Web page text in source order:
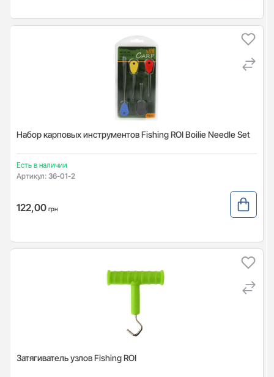
Набор карповых инструментов Fishing ROI Boilie Needle Set
Есть в наличии
Артикул: 36-01-2
122,00 грн
Затягиватель узлов Fishing ROI